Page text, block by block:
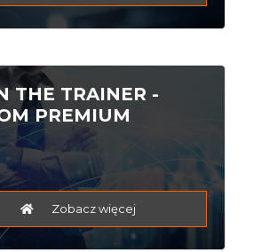
THE TRAINER -
PREMIUM
Zobacz więcej